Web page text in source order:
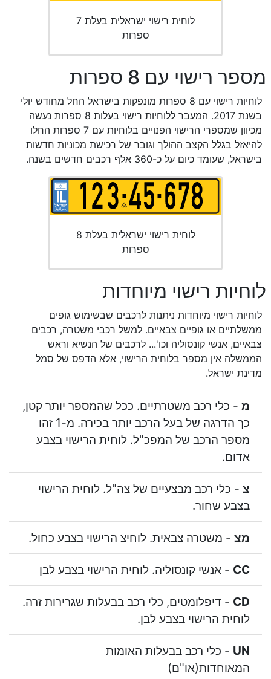
לוחית רישוי ישראלית בעלת 7
ספרות
מספר רישוי עם 8 ספרות
לוחיות רישוי עם 8 ספרות מונפקות בישראל החל מחודש יולי
בשנת 2017. המעבר ללוחיות רישוי בעלות 8 ספרות נעשה
מכיוון שמספרי הרישוי הפנויים בלוחיות עם 7 ספרות החלו
להיאזל בגלל הקצב ההולך וגובר של רכישת מכוניות חדשות
בישראל, שעומד כיום על כ-360 אלף רכבים חדשים בשנה.
לוחית רישוי ישראלית בעלת 8
ספרות
לוחיות רישוי מיוחדות
לוחיות רישוי מיוחדות ניתנות לרכבים שבשימוש גופים
ממשלתיים או גופיים צבאיים. למשל רכבי משטרה, רכבים
צבאיים, אנשי קונסוליה וכו'... לרכבים של הנשיא וראש
הממשלה אין מספר בלוחית הרישוי, אלא הדפס של סמל
מדינת ישראל.
מ - כלי רכב משטרתיים. ככל שהמספר יותר קטן,
כך הדרגה של בעל הרכב יותר בכירה. מ-1 זהו
מספר הרכב של המפכ"ל. לוחית הרישוי בצבע
אדום.
צ - כלי רכב מבצעיים של צה"ל. לוחית הרישוי
בצבע שחור.
מצ - משטרה צבאית. לוחיצ הרישוי בצבע כחול.
CC - אנשי קונסוליה. לוחית הרישוי בצבע לבן
CD - דיפלומטים, כלי רכב בבעלות שגרירות זרה.
לוחית הרישוי בצבע לבן.
UN - כלי רכב בבעלות האומות
המאוחדות(או"ם)